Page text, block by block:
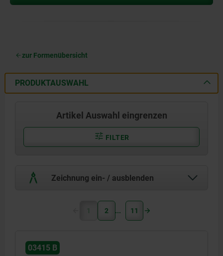
zur Formenübersicht
PRODUKTAUSWAHL
Artikel Auswahl eingrenzen
FILTER
Zeichnung ein- / ausblenden
1 2 11
03415 B